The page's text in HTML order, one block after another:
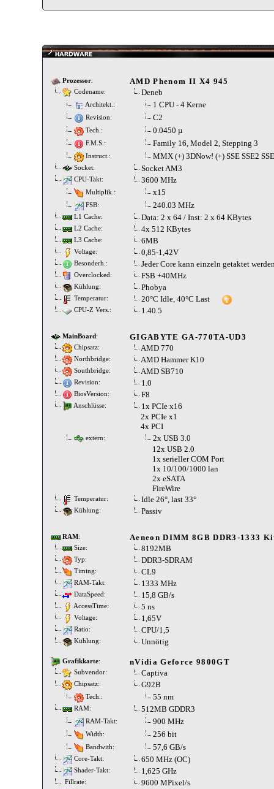
Prozessor: AMD Phenom II X4 945
Codename: Deneb
Architekt.: 1 CPU - 4 Kerne
Revision: C2
Tech.: 0.0450 µ
F.M.S.: Family 16, Model 2, Stepping 3
Instruct.: MMX (+) 3DNow! (+) SSE SSE2
Socket: Socket AM3
CPU-Takt: 3600 MHz
Multiplik.: x15
FSB: 240.03 MHz
L1 Cache: Data: 2 x 64 / Inst: 2 x 64 KBytes
L2 Cache: 4x 512 KBytes
L3 Cache: 6MB
Voltage: 0,85-1,42V
Besonderh.: Jeder Core kann einzeln getaktet
Overclocked: FSB +40MHz
Kühlung: Phobya
Temperatur: 20°C Idle, 40°C Last
CPU-Z Vers.: 1.40.5
MainBoard: GIGABYTE GA-770TA-UD3
Chipsatz: AMD 770
Northbridge: AMD Hammer K10
Southbridge: AMD SB710
Revision: 1.0
BiosVersion: F8
Anschlüsse:
1x PCIe x16
2x PCIe x1
4x PCI
extern:
2x USB 3.0
12x USB 2.0
1x serieller COM Port
1x 10/100/1000 lan
2x eSATA
FireWire
Temperatur: Idle 26°, last 33°
Kühlung: Passiv
RAM: Aeneon DIMM 8GB DDR3-1333
Size: 8192MB
Typ: DDR3-SDRAM
Timing: CL9
RAM-Takt: 1333 MHz
DataSpeed: 15,8 GB/s
AccessTime: 5 ns
Voltage: 1,65V
Ratio: CPU/1,5
Kühlung: Unnötig
Grafikkarte: nVidia Geforce 9800GT
Subvendor: Captiva
Chipsatz: G92B
Tech.: 55 nm
RAM: 512MB GDDR3
RAM-Takt: 900 MHz
Width: 256 bit
Bandwith: 57,6 GB/s
Core-Takt: 650 MHz (OC)
Shader-Takt: 1,625 GHz
Fillrate: 9600 MPixel/s